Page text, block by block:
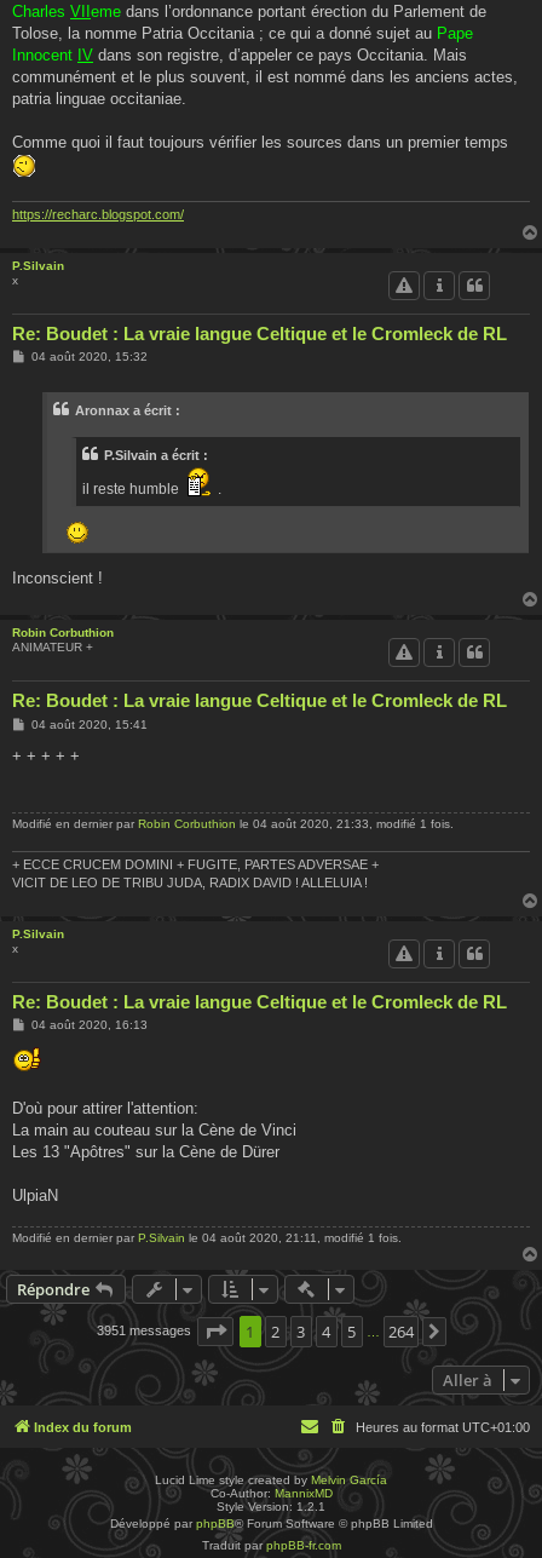
Charles VII eme dans l’ordonnance portant érection du Parlement de
Tolose, la nomme Patria Occitania ; ce qui a donné sujet au Pape
Innocent IV dans son registre, d’appeler ce pays Occitania. Mais
communément et le plus souvent, il est nommé dans les anciens actes,
patria linguae occitaniae.
Comme quoi il faut toujours vérifier les sources dans un premier temps
https://recharc.blogspot.com/
P.Silvain
x
Re: Boudet : La vraie langue Celtique et le Cromleck de RL
M04 août 2020, 15:32
Aronnax a écrit :
P.Silvain a écrit :
il reste humble
Inconscient !
Robin Corbuthion
ANIMATEUR +
Re: Boudet : La vraie langue Celtique et le Cromleck de RL
M
s
e
04 août 2020, 15:41
+ + + + +
Modifié en dernier par Robin Corbuthion le 04 août 2020, 21:33, modifié 1 fois.
+ ECCE CRUCEM DOMINI + FUGITE, PARTES ADVERSAE +
VICIT DE LEO DE TRIBU JUDA, RADIX DAVID ! ALLELUIA !
P.Silvain
x
Re: Boudet : La vraie langue Celtique et le Cromleck de RL
M
s
s
e
04 août 2020, 16:13
D'où pour attirer l'attention:
La main au couteau sur la Cène de Vinci
Les 13 "Apôtres" sur la Cène de Dürer
UlpiaN
Modifié en dernier par P.Silvain le 04 août 2020, 21:11, modifié 1 fois.
Répondre Actions rapides de
3951 messages Page1sur264
1 2 3 4 5 264 Suivante
Aller à
Index du forum Heures au format UTC+01:00
Lucid Lime style created by Melvin García
Co-Author: MannixMD
Style Version: 1.2.1
Développé par phpBB® Forum Software © phpBB Limited
Traduit parphpBB-fr.com